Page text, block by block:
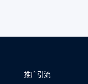
推广引流